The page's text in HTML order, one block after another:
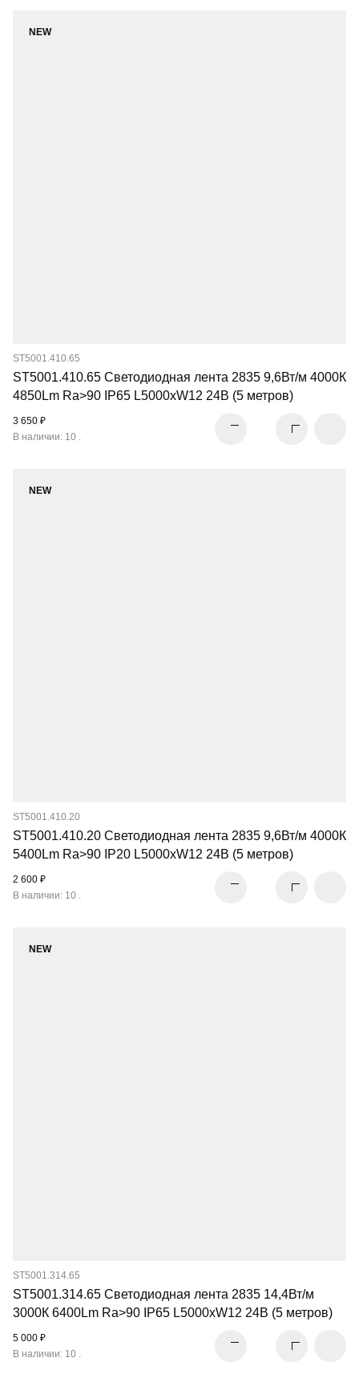
NEW
ST5001.410.65
ST5001.410.65 Светодиодная лента 2835 9,6Вт/м 4000К
4850Lm Ra>90 IP65 L5000xW12 24В (5 метров)
3 650 ₽
В наличии: 10 .
NEW
ST5001.410.20
ST5001.410.20 Светодиодная лента 2835 9,6Вт/м 4000К
5400Lm Ra>90 IP20 L5000xW12 24В (5 метров)
2 600 ₽
В наличии: 10 .
NEW
ST5001.314.65
ST5001.314.65 Светодиодная лента 2835 14,4Вт/м
3000К 6400Lm Ra>90 IP65 L5000xW12 24В (5 метров)
5 000 ₽
В наличии: 10 .